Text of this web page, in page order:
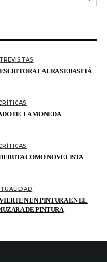
LAURA SEBASTIÁ
DE LA MONEDA
COMO NOVELISTA
EN PINTURA EN EL
DE PINTURA